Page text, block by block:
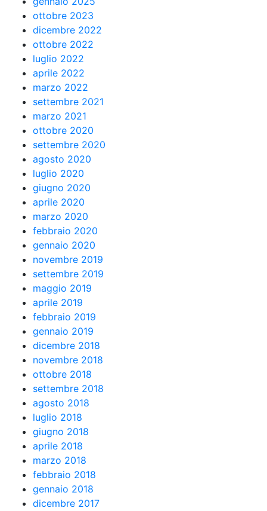
ottobre 2023
dicembre 2022
ottobre 2022
luglio 2022
aprile 2022
marzo 2022
settembre 2021
marzo 2021
ottobre 2020
settembre 2020
agosto 2020
luglio 2020
giugno 2020
aprile 2020
marzo 2020
febbraio 2020
gennaio 2020
novembre 2019
settembre 2019
maggio 2019
aprile 2019
febbraio 2019
gennaio 2019
dicembre 2018
novembre 2018
ottobre 2018
settembre 2018
agosto 2018
luglio 2018
giugno 2018
aprile 2018
marzo 2018
febbraio 2018
gennaio 2018
dicembre 2017